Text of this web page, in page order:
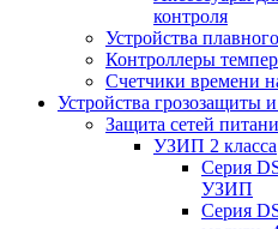
контроля
Устройства
Контроллеры
Счетчики времени
Устройства грозозащиты
Защита сетей
УЗИП 2 класса
Серия
УЗИП
Серия